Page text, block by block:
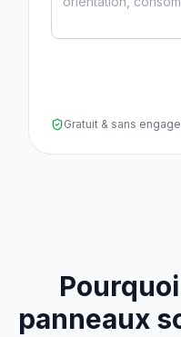
Gratuit & sans
panneaux